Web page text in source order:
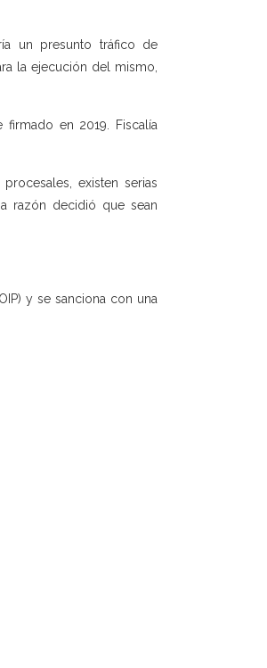
un presunto tráfico de
la ejecución del mismo,
en 2019. Fiscalía
existen serias
razón decidió que sean
y se sanciona con una